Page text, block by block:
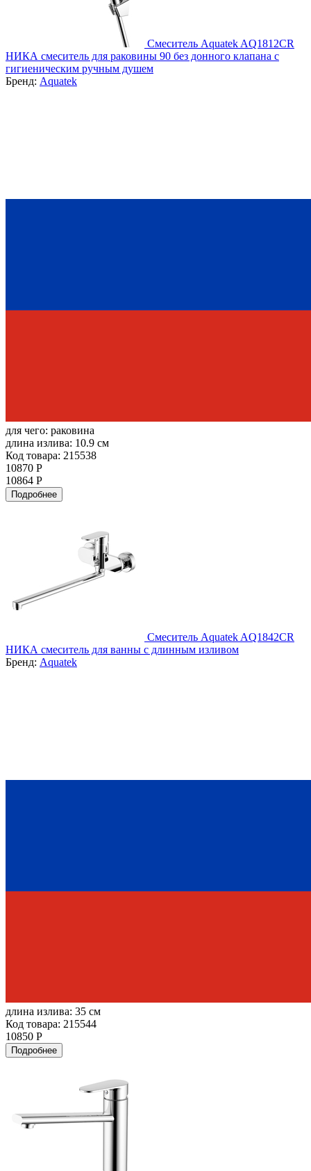
Смеситель Aquatek AQ1812CR
НИКА смеситель для раковины 90 без донного клапана с
гигиеническим ручным душем
Бренд: Aquatek
для чего: раковина
длина излива: 10.9 см
Код товара: 215538
10870 Р
10864 Р
Подробнее
Смеситель Aquatek AQ1842CR
НИКА смеситель для ванны с длинным изливом
Бренд: Aquatek
длина излива: 35 см
Код товара: 215544
10850 Р
Подробнее